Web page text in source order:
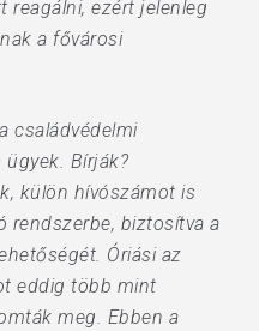
reagálni, ezért jelenleg
a fővárosi
családvédelmi
Bírják?
külön hívószámot is
rendszerbe, biztosítva a
Óriási az
eddig több mint
meg. Ebben a